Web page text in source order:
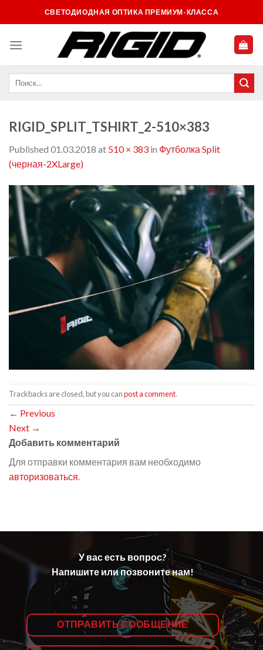
to
СВЕТОДИОДНАЯ ОПТИКА ПРЕМИУМ-КЛАССА
RIGID_SPLIT_TSHIRT_2-510×383
Published 01.03.2018 at 510 × 383 in Футболка Split
(черная-2XLarge)
Trackbacks are closed, but you canpost a comment.
← Previous
Next →
Добавить комментарий
Для отправки комментария вам необходимо
авторизоваться.
У вас есть вопрос?
Напишите или позвоните нам!
ОТПРАВИТЬ СООБЩЕНИЕ